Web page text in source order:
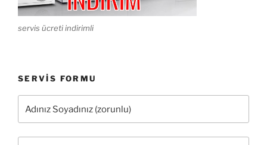
servis ücreti indirimli
SERVIS FORMU